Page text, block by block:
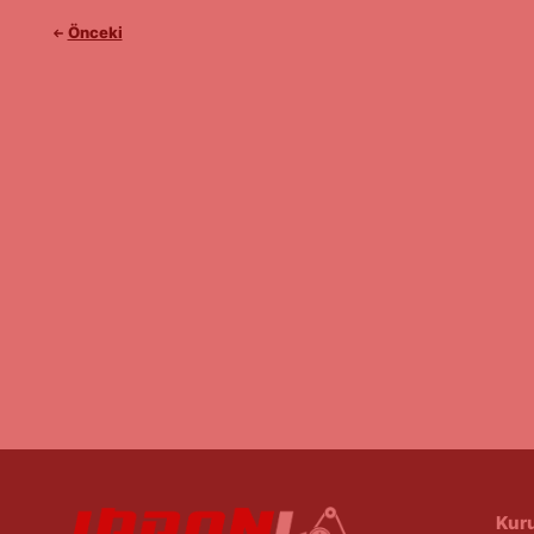
Önceki